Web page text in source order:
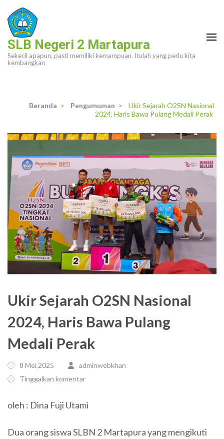
Lompat
ke
konten
(Tekan
Enter)
SLB Negeri 2 Martapura
Sekecil apapun, pasti memiliki kemampuan. Itulah yang perlu kita
kembangkan
Beranda > Pengumuman >
Ukir Sejarah O2SN Nasional
2024, Haris Bawa Pulang Medali Perak
Ukir Sejarah O2SN Nasional
2024, Haris Bawa Pulang
Medali Perak
8 Mei,2025
adminwebkhan
Tinggalkan komentar
oleh : Dina Fuji Utami
Dua orang siswa SLBN 2 Martapura yang mengikuti